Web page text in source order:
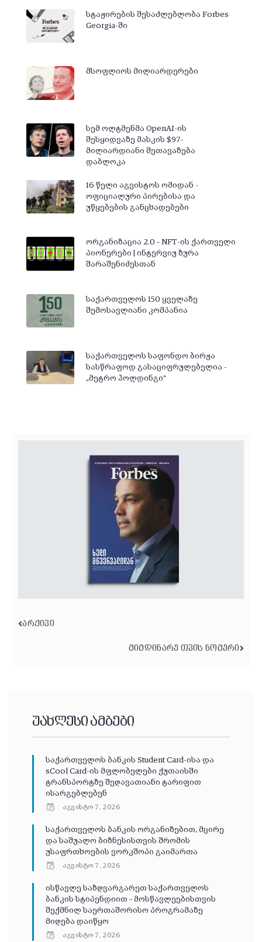
სტაჟირების შესაძლებლობა Forbes
Georgia-ში
მსოფლიოს მილიარდერები
სემ ოლტმენმა OpenAI-ის
შესყიდვაზე მასკის $97-
მილიარდიანი შეთავაზება
დაბლოკა
16 წელი აგვისტოს ომიდან -
ოფიციალური პირებისა და
უწყებების განცხადებები
ორგანიზაცია 2.0 – NFT-ის ქართველი
პიონერები | ინტერვიუ ზურა
შარაშენიძესთან
საქართველოს 150 ყველაზე
შემოსავლიანი კომპანია
საქართველოს საფონდო ბირჟა
სასწრაფოდ გასაციფრულებელია -
„მეტრო ჰოლდინგი“
ᲐᲠᲥᲘᲕᲘ
ᲛᲘᲛᲓᲘᲜᲐᲠᲔ ᲗᲕᲘᲡ ᲜᲝᲛᲔᲠᲘ
უახლესი ამბები
საქართველოს ბანკის Student Card-ისა და
sCool Card-ის მფლობელები ქუთაისში
ტრანსპორტზე შეღავათიანი ტარიფით
ისარგებლებენ
აგვისტო 7, 2026
საქართველოს ბანკის ორგანიზებით, მცირე
და საშუალო ბიზნესისთვის შრომის
უსაფრთხოების ვორკშოპი გაიმართა
აგვისტო 7, 2026
ისწავლე საზღვარგარეთ საქართველოს
ბანკის სტიპენდიით – მოსწავლეებისთვის
შექმნილ საერთაშორისო პროგრამაზე
მიღება დაიწყო
აგვისტო 7, 2026